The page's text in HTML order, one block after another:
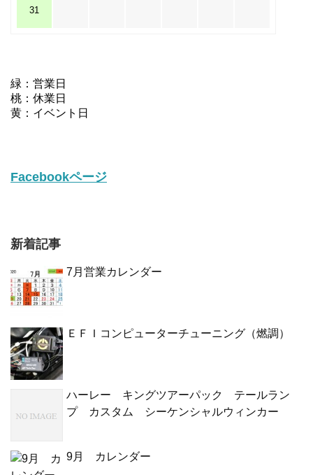
31
緑：営業日
桃：休業日
黄：イベント日
Facebookページ
新着記事
7月営業カレンダー
ＥＦＩコンピューターチューニング（燃調）
ハーレー キングツアーパック テールラン
プ カスタム シーケンシャルウィンカー
9月 カレンダー